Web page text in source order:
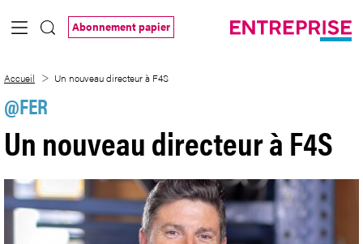
Saut au contenu principal
Abonnement papier
Accueil Un nouveau directeur à F4S
@FER
Un nouveau directeur à F4S